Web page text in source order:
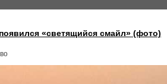
«светящийся смайл» (фото)